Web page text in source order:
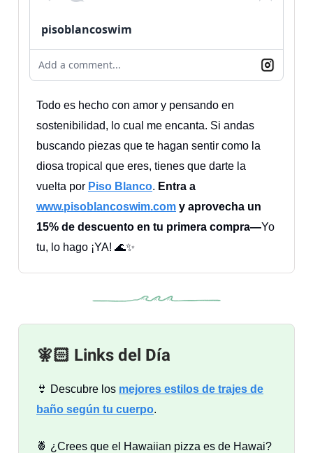
pisoblancoswim
Add a comment...
Todo es hecho con amor y pensando en
sostenibilidad, lo cual me encanta. Si andas
buscando piezas que te hagan sentir como la
diosa tropical que eres, tienes que darte la
vuelta por Piso Blanco. Entra a
www.pisoblancoswim.com y aprovecha un
15% de descuento en tu primera compra—Yo
tu, lo hago ¡YA! 🌊✨
🧚🏻 Links del Día
👙 Descubre los mejores estilos de trajes de
baño según tu cuerpo.
🍍 ¿Crees que el Hawaiian pizza es de Hawai?